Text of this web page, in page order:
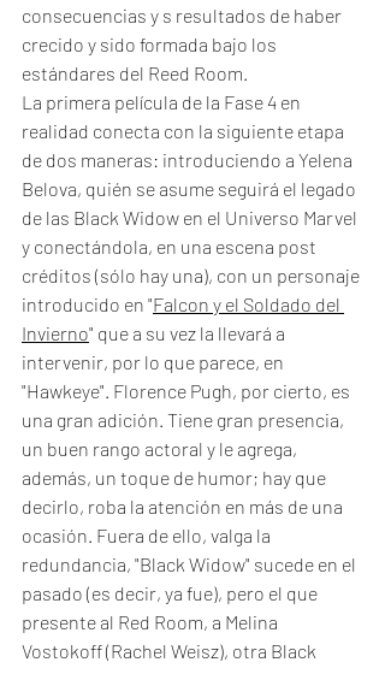
consecuencias y s resultados de haber
crecido y sido formada bajo los
estándares del Reed Room.
La primera película de la Fase 4 en
realidad conecta con la siguiente etapa
de dos maneras: introduciendo a Yelena
Belova, quién se asume seguirá el legado
de las Black Widow en el Universo Marvel
y conectándola, en una escena post
créditos (sólo hay una), con un personaje
introducido en "Falcon y el Soldado del
Invierno" que a su vez la llevará a
intervenir, por lo que parece, en
"Hawkeye". Florence Pugh, por cierto, es
una gran adición. Tiene gran presencia,
un buen rango actoral y le agrega,
además, un toque de humor; hay que
decirlo, roba la atención en más de una
ocasión. Fuera de ello, valga la
redundancia, "Black Widow" sucede en el
pasado (es decir, ya fue), pero el que
presente al Red Room, a Melina
Vostokoff (Rachel Weisz), otra Black